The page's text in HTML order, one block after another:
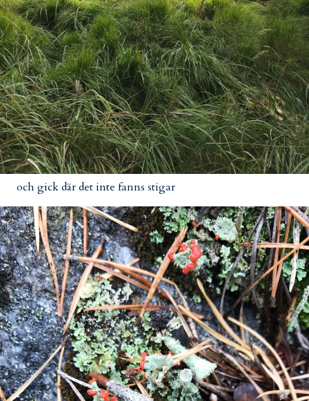
och gick där det inte fanns stigar